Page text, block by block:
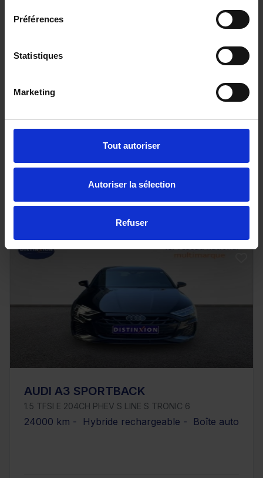
Préférences
Statistiques
Marketing
Tout autoriser
Autoriser la sélection
Refuser
1.2 PACK HYBRID
manuelle
AUDI A3 SPORTBACK
1.5 TFSI E 204CH PHEV S LINE S TRONIC 6
24000 km - Hybride rechargeable - Boîte auto